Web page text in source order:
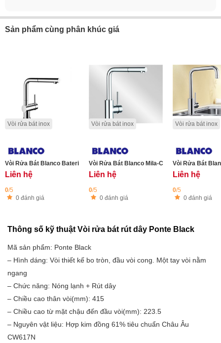
Sản phẩm cùng phân khúc giá
Vòi rửa bát inox
Vòi Rửa Bát Blanco Bateria MILA-S chrome Nổi Bật Kiểu Dáng Cổ Điển Và
Liên hệ
0/5
0 đánh giá
Vòi rửa bát inox
Vòi Rửa Bát Blanco Mila-Chrome xoay 360 độ
Liên hệ
0/5
0 đánh giá
Vòi rửa bát inox
Vòi Rửa Bát
Liên hệ
0/5
0 đánh giá
Thông số kỹ thuật Vòi rửa bát rút dây Ponte Black
Mã sản phẩm: Ponte Black
– Hình dáng: Vòi thiết kế bo tròn, đầu vòi cong. Một tay vòi nằm
ngang
– Chức năng: Nóng lạnh + Rút dây
– Chiều cao thân vòi(mm): 415
– Chiều cao từ mặt chậu đến đầu vòi(mm): 223.5
– Nguyên vật liệu: Hợp kim đồng 61% tiêu chuẩn Châu Âu
CW617N